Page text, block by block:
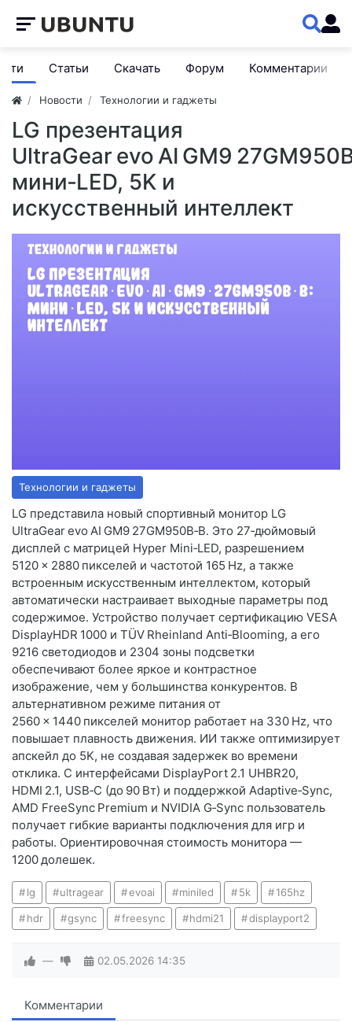
Статьи Скачать Форум Комментарии
Новости Технологии и гаджеты
LG презентация
UltraGear evo AI GM9
мини‑LED, 5K и
искусственный интеллект
Технологии и гаджеты
LG представила новый спортивный монитор LG
UltraGear evo AI GM9 27GM950B‑B. Это 27‑дюймовый
дисплей с матрицей Hyper Mini‑LED, разрешением
5120 × 2880 пикселей и частотой 165 Hz, а также
встроенным искусственным интеллектом, который
автоматически настраивает выходные параметры под
содержимое. Устройство получает сертификацию VESA
DisplayHDR 1000 и TÜV Rheinland Anti‑Blooming, а его
9216 светодиодов и 2304 зоны подсветки
обеспечивают более яркое и контрастное
изображение, чем у большинства конкурентов. В
альтернативном режиме питания от
2560 × 1440 пикселей монитор работает на 330 Hz, что
повышает плавность движения. ИИ также оптимизирует
апскейл до 5K, не создавая задержек во времени
отклика. С интерфейсами DisplayPort 2.1 UHBR20,
HDMI 2.1, USB‑C (до 90 Вт) и поддержкой Adaptive‑Sync,
AMD FreeSync Premium и NVIDIA G‑Sync пользователь
получает гибкие варианты подключения для игр и
работы. Ориентировочная стоимость монитора —
1200 долешек.
lg ultragear evoai miniled 5k 165hz
hdr gsync freesync hdmi21 displayport2
— 02.05.2026 14:35
Комментарии